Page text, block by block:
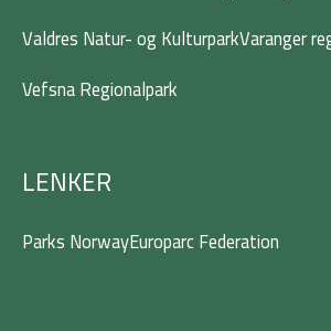
Valdres Natur- og KulturparkVaranger
Vefsna Regionalpark
LENKER
Parks NorwayEuroparc Federation